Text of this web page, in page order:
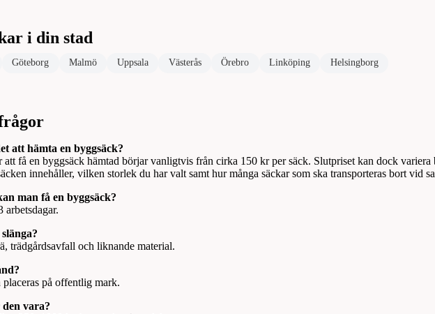
i din stad
Göteborg Malmö Uppsala Västerås Örebro Linköping Helsingborg
att hämta en byggsäck?
att få en byggsäck hämtad börjar vanligtvis från cirka 150 kr per säck. Slutpriset kan dock variera
innehåller, vilken storlek du har valt samt hur många säckar som ska transporteras bort vid
man få en byggsäck?
arbetsdagar.
trädgårdsavfall och liknande material.
placeras på offentlig mark.
vara?